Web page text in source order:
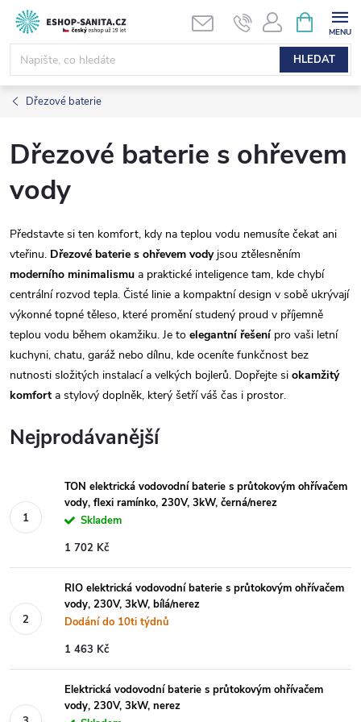
Přejít
obsah
HLEDAT
NÁKUPNÍ
KOŠÍK
Dřezové baterie
Dřezové baterie s ohřevem
vody
Představte si ten komfort, kdy na teplou vodu nemusíte čekat ani
vteřinu. Dřezové baterie s ohřevem vodyjsou ztělesněním
moderního minimalismu a praktické inteligence tam, kde chybí
centrální rozvod tepla. Čisté linie a kompaktní design v sobě ukrývají
výkonné topné těleso, které promění studený proud v příjemně
teplou vodu během okamžiku. Je to elegantní řešenípro vaši letní
kuchyni, chatu, garáž nebo dílnu, kde oceníte funkčnost bez
nutnosti složitých instalací a velkých bojlerů. Dopřejte si okamžitý
komfort a stylový doplněk, který šetří váš čas i prostor.
Nejprodávanější
TON elektrická vodovodní baterie s průtokovým ohřívačem
vody, flexi ramínko, 230V, 3kW, černá/nerez
Skladem
1 702 Kč
RIO elektrická vodovodní baterie s průtokovým ohřívačem
vody, 230V, 3kW, bílá/nerez
Dodání do 10ti týdnů
1 463 Kč
Elektrická vodovodní baterie s průtokovým ohřívačem
vody, 230V, 3kW, nerez